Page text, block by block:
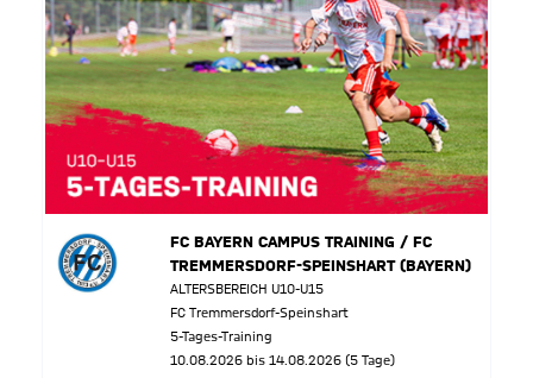
FC BAYERN CAMPUS TRAINING / FC
TREMMERSDORF-SPEINSHART (BAYERN)
ALTERSBEREICH U10-U15
FC Tremmersdorf-Speinshart
5-Tages-Training
10.08.2026 bis 14.08.2026 (5 Tage)